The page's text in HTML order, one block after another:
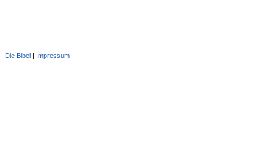
Die Bibel Impressum